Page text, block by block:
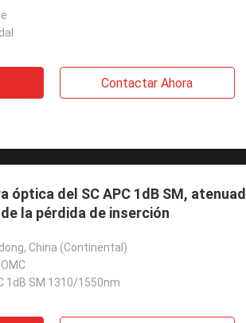
Contactar Ahora
óptica del SC APC 1dB SM,
la pérdida de inserción
China (Continental)
1dB SM 1310/1550nm